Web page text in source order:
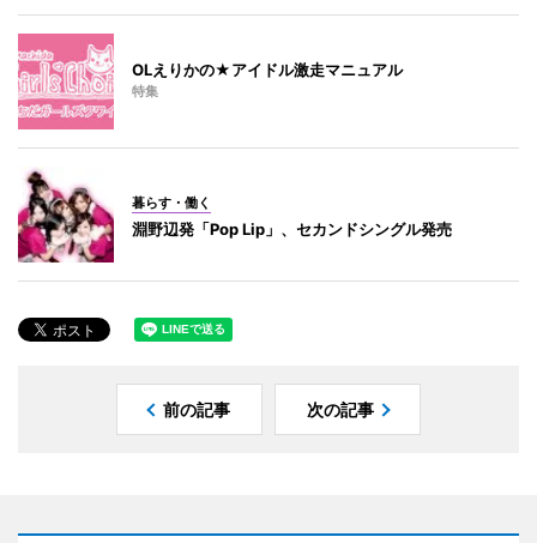
OLえりかの★アイドル激走マニュアル
特集
暮らす・働く
淵野辺発「Pop Lip」、セカンドシングル発売
前の記事 次の記事